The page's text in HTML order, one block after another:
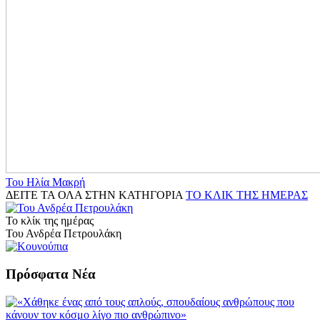
Του Ηλία Μακρή
ΔΕΙΤΕ ΤΑ ΟΛΑ ΣΤΗΝ ΚΑΤΗΓΟΡΙΑ ΤΟ ΚΛΙΚ ΤΗΣ ΗΜΕΡΑΣ
Το κλίκ της ημέρας
Του Ανδρέα Πετρουλάκη
Πρόσφατα Νέα